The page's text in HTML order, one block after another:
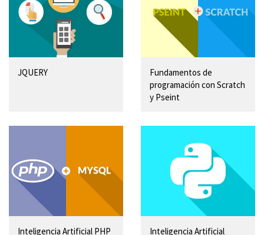
JQUERY
Fundamentos de
programación con Scratch
y Pseint
Inteligencia Artificial PHP Inteligencia Artificial